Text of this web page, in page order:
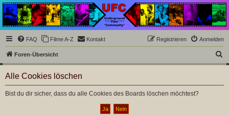
Underground Film
Community
Die Underground Film Community ist ein deutschsprachiges Filmforum und ein Paradies
für Cineasten und Filmsüchtige jenseits des Mainstreams.
FAQ Filme A-Z Kontakt Anmelden
Registrieren
Foren-Übersicht
u
Alle Cookies löschen
Bist du dir sicher, dass du alle Cookies des Boards löschen möchtest?